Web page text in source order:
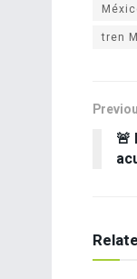
tren
🚨